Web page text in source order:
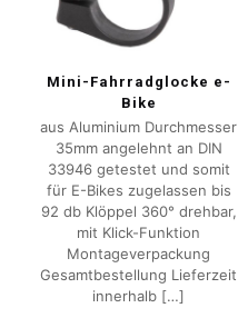
Mini-Fahrradglocke e-
Bike
aus Aluminium Durchmesser
35mm angelehnt an DIN
33946 getestet und somit
für E-Bikes zugelassen bis
92 db Klöppel 360° drehbar,
mit Klick-Funktion
Montageverpackung
Gesamtbestellung Lieferzeit
innerhalb […]